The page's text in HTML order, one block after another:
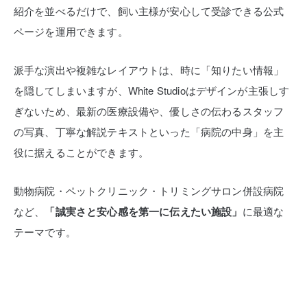
紹介を並べるだけで、飼い主様が安心して受診できる公式
ページを運用できます。
派手な演出や複雑なレイアウトは、時に「知りたい情報」
を隠してしまいますが、White Studioはデザインが主張しす
ぎないため、最新の医療設備や、優しさの伝わるスタッフ
の写真、丁寧な解説テキストといった「病院の中身」を主
役に据えることができます。
動物病院・ペットクリニック・トリミングサロン併設病院
など、
「誠実さと安心感を第一に伝えたい施設」 に最適な
テーマです。